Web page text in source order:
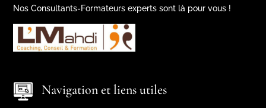
Nos Consultants-Formateurs experts sont là pour vous !
Navigation et liens utiles